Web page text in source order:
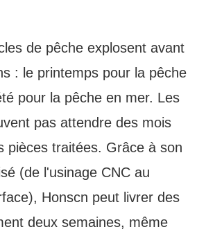
de pêche explosent avant
: le printemps pour la pêche
pour la pêche en mer. Les
pas attendre des mois
pièces traitées. Grâce à son
(de l'usinage CNC au
Honscn peut livrer des
deux semaines, même